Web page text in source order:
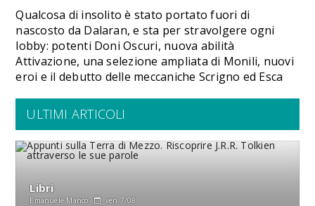
Qualcosa di insolito è stato portato fuori di
nascosto da Dalaran, e sta per stravolgere ogni
lobby: potenti Doni Oscuri, nuova abilità
Attivazione, una selezione ampliata di Monili, nuovi
eroi e il debutto delle meccaniche Scrigno ed Esca
ULTIMI ARTICOLI
Libri
Emanuele Manco ven 7/08